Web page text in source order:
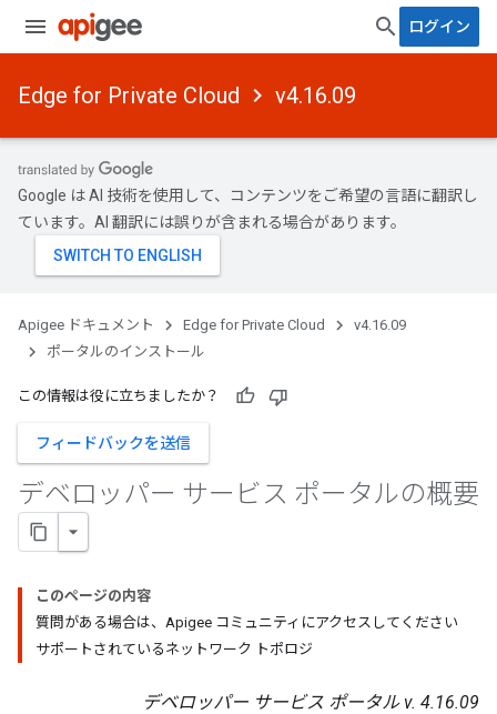
ログイン
Edge for Private Cloud v4.16.09
Google は AI 技術を使用して、コンテンツをご希望の言語に翻訳し
ています。AI 翻訳には誤りが含まれる場合があります。
Apigee ドキュメント Edge for Private Cloud
v4.16.09
ポータルのインストール
この情報は役に立ちましたか？
フィードバックを送信
デベロッパー サービス ポータルの概要
このページの内容
質問がある場合は、Apigee コミュニティにアクセスしてください
サポートされているネットワーク トポロジ
デベロッパー サービス ポータル v. 4.16.09